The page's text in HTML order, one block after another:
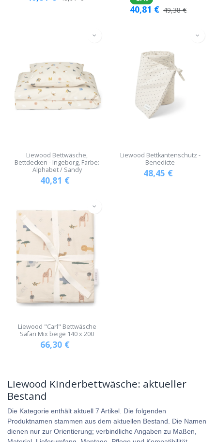
40,81 € 49,38€
Liewood Bettwäsche,
Bettdecken - Ingeborg, Farbe:
Alphabet / Sandy
40,81 €
Liewood Bettkantenschutz -
Benedicte
48,45 €
Liewood "Carl" Bettwäsche
Safari Mix beige 140 x 200
66,30 €
Liewood Kinderbettwäsche: aktueller
Bestand
Die Kategorie enthält aktuell 7 Artikel. Die folgenden
Produktnamen stammen aus dem aktuellen Bestand. Die Namen
dienen nur zur Orientierung; verbindliche Angaben zu Maßen,